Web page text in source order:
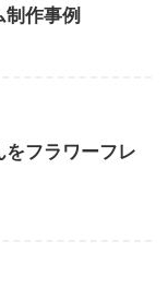
作事例
フラワーフレ